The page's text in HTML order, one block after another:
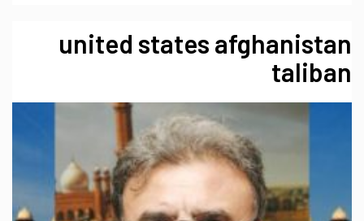
united states afghanistan
taliban